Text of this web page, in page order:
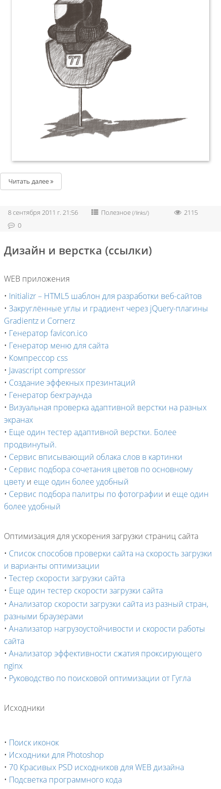
Читать далее
8 сентября 2011 г. 21:56 Полезное(/links/)
2115
0
Дизайн и верстка (ссылки)
WEB приложения
• Initializr – HTML5 шаблон для разработки веб-сайтов
• Закруглённые углы и градиент через jQuery-плагины
Gradientz и Cornerz
• Генератор favicon.ico
• Генератор меню для сайта
• Компрессор css
• Javascript compressor
• Создание эффекных презинтаций
• Генератор бекграунда
• Визуальная проверка адаптивной верстки на разных
экранах
• Еще один тестер адаптивной верстки. Более
продвинутый.
• Сервис вписывающий облака слов в картинки
• Сервис подбора сочетания цветов по основному
цветуи еще один более удобный
• Сервис подбора палитры по фотографии и еще один
более удобный
Оптимизация для ускорения загрузки страниц сайта
• Список способов проверки сайта на скорость загрузки
и варианты оптимизации
• Тестер скорости загрузки сайта
• Еще один тестер скорости загрузки сайта
• Анализатор скорости загрузки сайта из разный стран,
разными браузерами
• Анализатор нагрузоустойчивости и скорости работы
сайта
• Анализатор эффективности сжатия проксирующего
nginx
• Руководство по поисковой оптимизации от Гугла
Исходники
• Поиск иконок
• Исходники для Photoshop
• 70 Красивых PSD исходников для WEB дизайна
• Подсветка программного кода